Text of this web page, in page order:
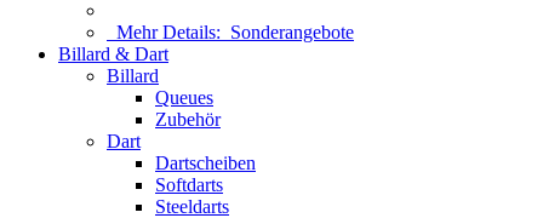
Mehr Details: Sonderangebote
Billard & Dart
Billard
Queues
Zubehör
Dart
Dartscheiben
Softdarts
Steeldarts